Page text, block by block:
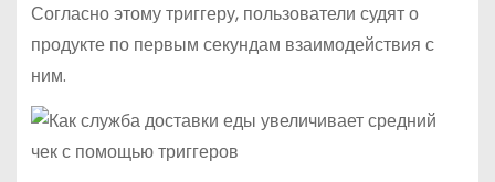
Согласно этому триггеру, пользователи судят о
продукте по первым секундам взаимодействия с
ним.